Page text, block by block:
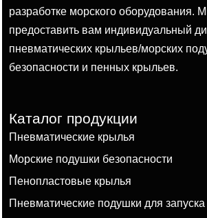
разработке морского оборудования.
предоставить вам индивидуальный
пневматических крыльев/морских
безопасности и пенных крыльев.
Каталог продукции
Пневматические крылья
Морские подушки безопасности
Пенопластовые крылья
Пневматические подушки для запуска